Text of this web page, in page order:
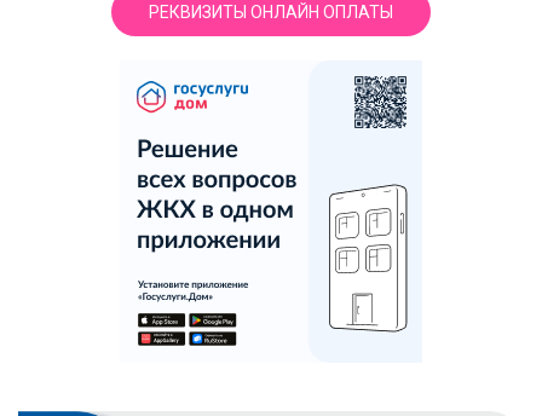
РЕКВИЗИТЫ ОНЛАЙН ОПЛАТЫ